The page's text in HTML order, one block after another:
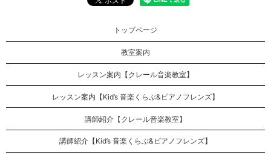
トップページ
教室案内
レッスン案内【クレール音楽教室】
レッスン案内【Kid’s 音楽くらぶ&ピアノフレンズ】
講師紹介【クレール音楽教室】
講師紹介【Kid’s 音楽くらぶ&ピアノフレンズ】